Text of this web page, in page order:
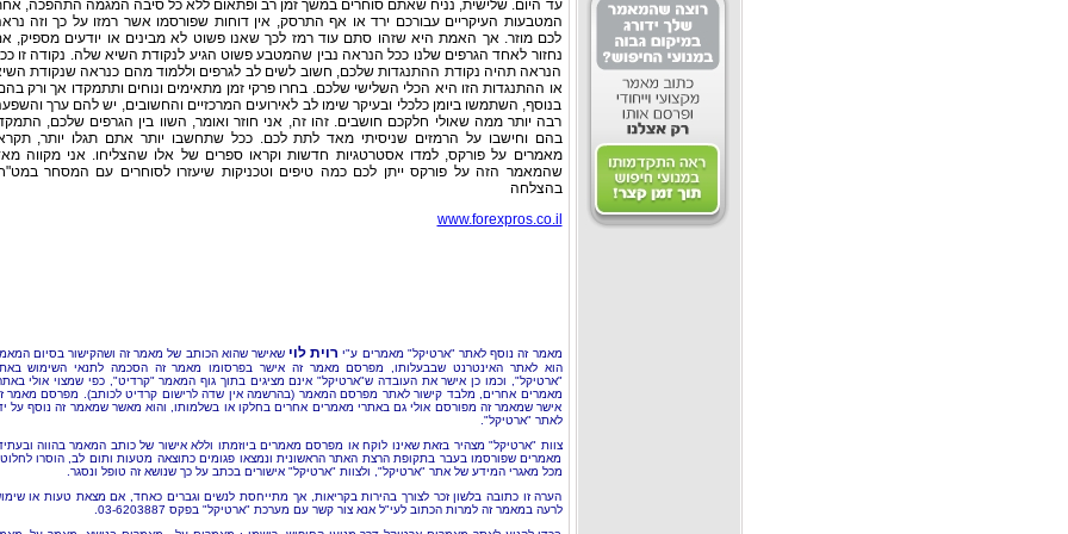
עד היום. שלישית, נניח שאתם סוחרים במשך זמן רב ופתאום ללא כל סיבה המגמה התהפכה,
המטבעות העיקריים עבורכם ירד או אף התרסק, אין דוחות שפורסמו אשר רמזו על כך וזה
לכם מוזר. אך האמת היא שזהו סתם עוד רמז לכך שאנו פשוט לא מבינים או יודעים מספיק,
נחזור לאחד הגרפים שלנו ככל הנראה נבין שהמטבע פשוט הגיע לנקודת השיא שלה. נקודה זו
הנראה תהיה נקודת ההתנגדות שלכם, חשוב לשים לב לגרפים וללמוד מהם כנראה שנקודת
או ההתנגדות הזו היא הכלי השלישי שלכם. בחרו פרקי זמן מתאימים ונוחים ותתמקדו אך ורק
בנוסף, השתמשו ביומן כלכלי ובעיקר שימו לב לאירועים המרכזיים והחשובים, יש להם ערך
רבה יותר ממה שאולי חלקכם חושבים. זהו זה, אני חוזר ואומר, השוו בין הגרפים שלכם,
בהם וחישבו על הרמזים שניסיתי מאד לתת לכם. ככל שתחשבו יותר אתם תגלו יותר,
מאמרים על פורקס, למדו אסטרטגיות חדשות וקראו ספרים של אלו שהצליחו. אני מקווה
שהמאמר הזה על פורקס ייתן לכם כמה טיפים וטכניקות שיעזרו לסוחרים עם המסחר
בהצלחה
www.forexpros.co.il
מאמר זה נוסף לאתר "ארטיקל" מאמרים ע"י רוית לוי שאישר שהוא הכותב של מאמר זה ושהקישור בסיום
הוא לאתר האינטרנט שבבעלותו, מפרסם מאמר זה אישר בפרסומו מאמר זה הסכמה לתנאי השימוש
"ארטיקל", וכמו כן אישר את העובדה ש"ארטיקל" אינם מציגים בתוך גוף המאמר "קרדיט", כפי שמצוי אולי
מאמרים אחרים, מלבד קישור לאתר מפרסם המאמר (בהרשמה אין שדה לרישום קרדיט לכותב). מפרסם מאמר
אישר שמאמר זה מפורסם אולי גם באתרי מאמרים אחרים בחלקו או בשלמותו, והוא מאשר שמאמר זה נוסף על
לאתר "ארטיקל".
צוות "ארטיקל" מצהיר בזאת שאינו לוקח או מפרסם מאמרים ביוזמתו וללא אישור של כותב המאמר בהווה
מאמרים שפורסמו בעבר בתקופת הרצת האתר הראשונית ונמצאו פגומים כתוצאה מטעות ותום לב, הוסרו
מכל מאגרי המידע של אתר "ארטיקל", ולצוות "ארטיקל" אישורים בכתב על כך שנושא זה טופל ונסגר.
הערה זו כתובה בלשון זכר לצורך בהירות בקריאות, אך מתייחסת לנשים וגברים כאחד, אם מצאת טעות או
לרעה במאמר זה למרות הכתוב לעי"ל אנא צור קשר עם מערכת "ארטיקל" בפקס 03-6203887.